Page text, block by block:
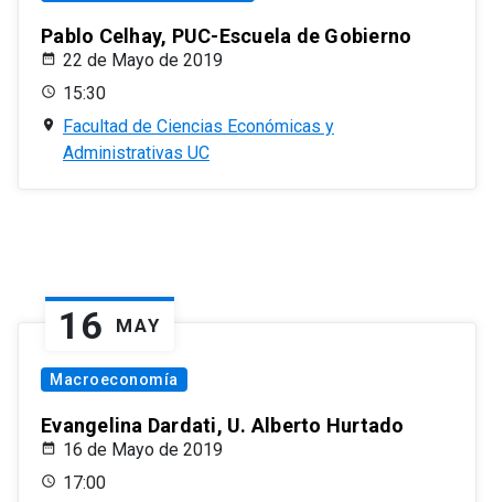
Pablo Celhay, PUC-Escuela de Gobierno
22 de Mayo de 2019
15:30
Facultad de Ciencias Económicas y
Administrativas UC
16 MAY
Macroeconomía
Evangelina Dardati, U. Alberto Hurtado
16 de Mayo de 2019
17:00